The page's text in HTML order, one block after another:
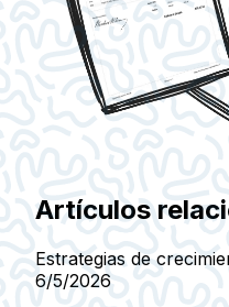
Artículos
Estrategias de
6/5/2026